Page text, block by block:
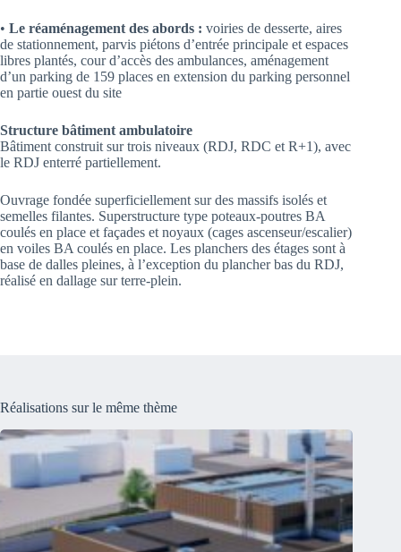
• Le réaménagement des abords : voiries de desserte, aires
de stationnement, parvis piétons d’entrée principale et espaces
libres plantés, cour d’accès des ambulances, aménagement
d’un parking de 159 places en extension du parking personnel
en partie ouest du site
Structure bâtiment ambulatoire
Bâtiment construit sur trois niveaux (RDJ, RDC et R+1), avec
le RDJ enterré partiellement.
Ouvrage fondée superficiellement sur des massifs isolés et
semelles filantes. Superstructure type poteaux-poutres BA
coulés en place et façades et noyaux (cages ascenseur/escalier)
en voiles BA coulés en place. Les planchers des étages sont à
base de dalles pleines, à l’exception du plancher bas du RDJ,
réalisé en dallage sur terre-plein.
Réalisations sur le même thème